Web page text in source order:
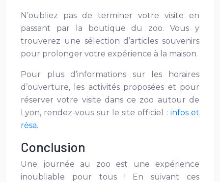
N’oubliez pas de terminer votre visite en
passant par la boutique du zoo. Vous y
trouverez une sélection d’articles souvenirs
pour prolonger votre expérience à la maison.
Pour plus d’informations sur les horaires
d’ouverture, les activités proposées et pour
réserver votre visite dans ce zoo autour de
Lyon, rendez-vous sur le site officiel : infos et
résa.
Conclusion
Une journée au zoo est une expérience
inoubliable pour tous ! En suivant ces